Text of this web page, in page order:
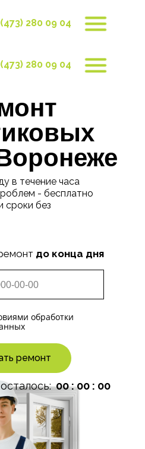
(473) 280 09 04
(473) 280 09 04
в течение часа
- бесплатно
сроки без
до конца дня
обработки
ремонт
00 : 00 : 00